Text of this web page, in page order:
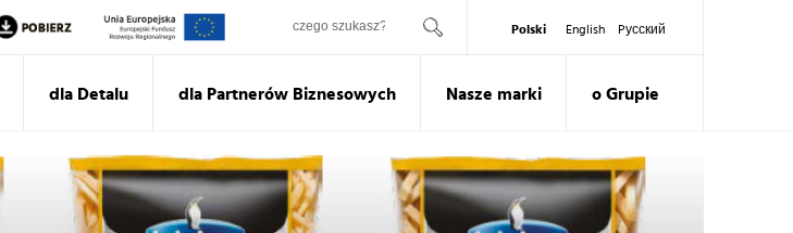
Polski English Pусский
dla Detalu dla Partnerów Biznesowych Nasze marki o Grupie